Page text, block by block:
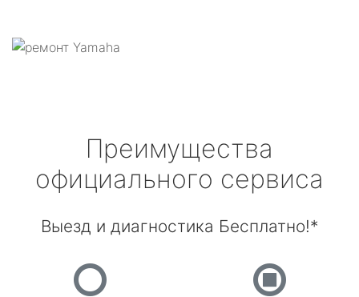
Преимущества
официального сервиса
Выезд и диагностика Бесплатно!*